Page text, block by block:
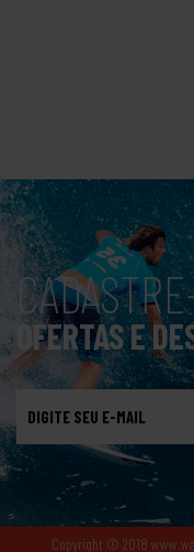
OFERTAS E
Copyright © 2018